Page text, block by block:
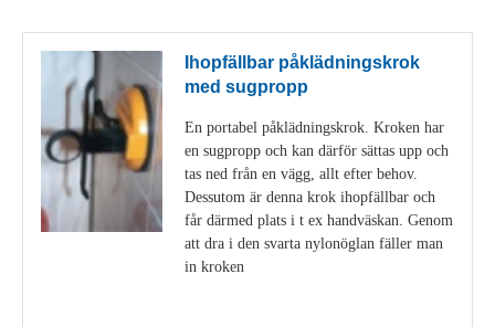
Ihopfällbar påklädningskrok
med sugpropp
En portabel påklädningskrok. Kroken har
en sugpropp och kan därför sättas upp och
tas ned från en vägg, allt efter behov.
Dessutom är denna krok ihopfällbar och
får därmed plats i t ex handväskan. Genom
att dra i den svarta nylonöglan fäller man
in kroken